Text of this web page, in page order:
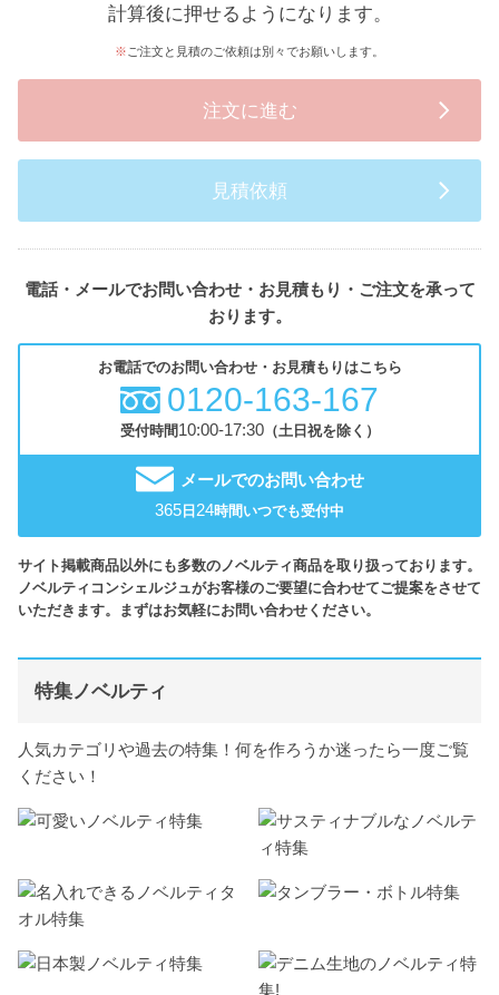
計算後に押せるようになります。
ご注文と見積のご依頼は別々でお願いします。
注文に進む
見積依頼
電話・メールでお問い合わせ・お見積もり・ご注文を承って
おります。
お電話でのお問い合わせ・お見積もりはこちら
0120-163-167
受付時間10:00-17:30（土日祝を除く）
メールでのお問い合わせ
365 日 24時間いつでも受付中
サイト掲載商品以外にも多数のノベルティ商品を取り扱っております。
ノベルティコンシェルジュがお客様のご要望に合わせてご提案をさせて
いただきます。まずはお気軽にお問い合わせください。
特集ノベルティ
人気カテゴリや過去の特集！何を作ろうか迷ったら一度ご覧
ください！